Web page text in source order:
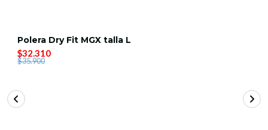
Polera Dry Fit MGX talla L
$32.310
$35.900